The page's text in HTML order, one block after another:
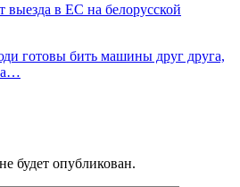
в ЕС на белорусской
готовы бить машины друг друга,
будет опубликован.